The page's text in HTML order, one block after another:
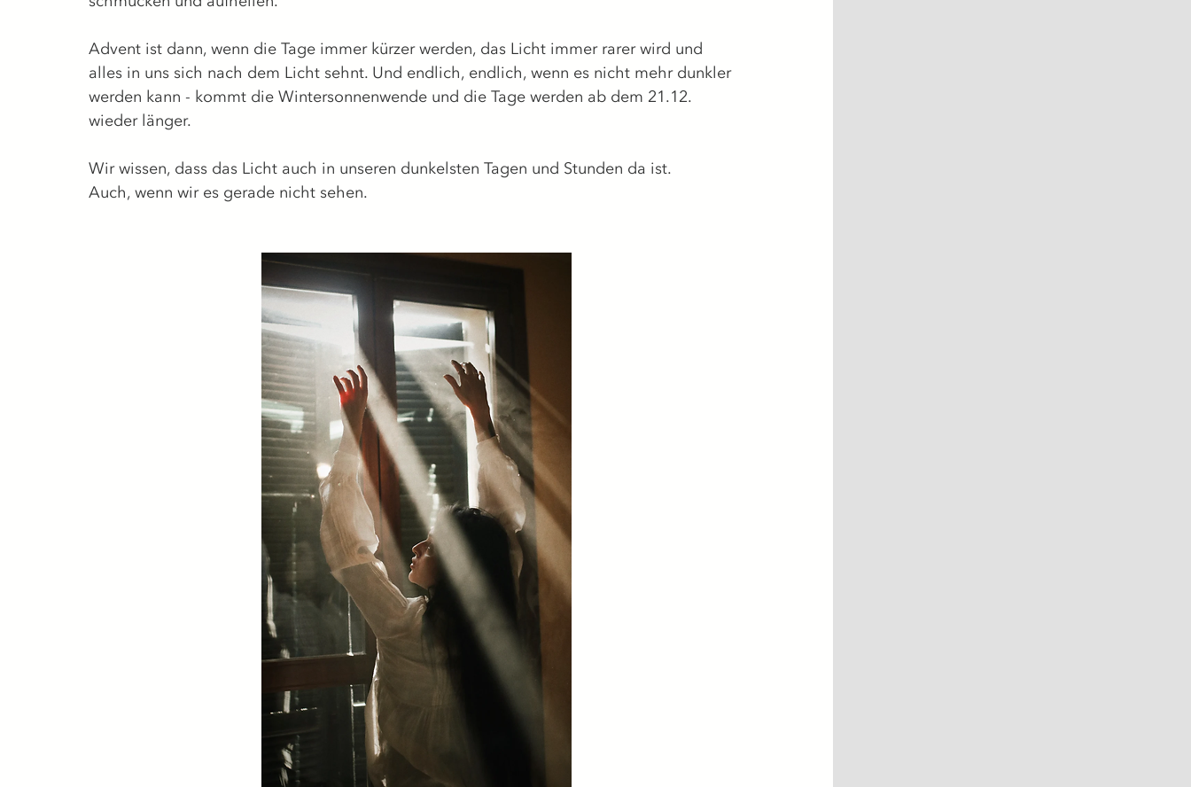
Advent ist dann, wenn die Tage immer kürzer werden, das Licht immer rarer wird und
alles in uns sich nach dem Licht sehnt. Und endlich, endlich, wenn es nicht mehr dunkler
werden kann - kommt die Wintersonnenwende und die Tage werden ab dem 21.12.
wieder länger.
Wir wissen, dass das Licht auch in unseren dunkelsten Tagen und Stunden da ist.
Auch, wenn wir es gerade nicht sehen.